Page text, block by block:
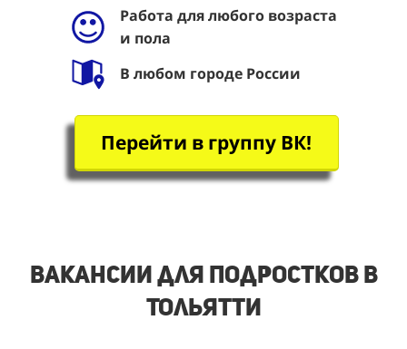
Работа для любого возраста
и пола
В любом городе России
Перейти в группу ВК!
Вакансии для подростков в
Тольятти